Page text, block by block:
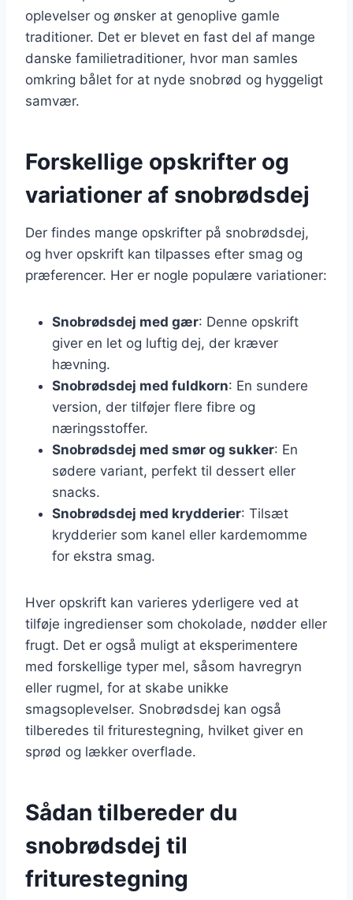
oplevelser og ønsker at genoplive gamle
traditioner. Det er blevet en fast del af mange
danske familietraditioner, hvor man samles
omkring bålet for at nyde snobrød og hyggeligt
samvær.
Forskellige opskrifter og
variationer af snobrødsdej
Der findes mange opskrifter på snobrødsdej,
og hver opskrift kan tilpasses efter smag og
præferencer. Her er nogle populære variationer:
Snobrødsdej med gær: Denne opskrift
giver en let og luftig dej, der kræver
hævning.
Snobrødsdej med fuldkorn: En sundere
version, der tilføjer flere fibre og
næringsstoffer.
Snobrødsdej med smør og sukker: En
sødere variant, perfekt til dessert eller
snacks.
Snobrødsdej med krydderier: Tilsæt
krydderier som kanel eller kardemomme
for ekstra smag.
Hver opskrift kan varieres yderligere ved at
tilføje ingredienser som chokolade, nødder eller
frugt. Det er også muligt at eksperimentere
med forskellige typer mel, såsom havregryn
eller rugmel, for at skabe unikke
smagsoplevelser. Snobrødsdej kan også
tilberedes til friturestegning, hvilket giver en
sprød og lækker overflade.
Sådan tilbereder du
snobrødsdej til
friturestegning